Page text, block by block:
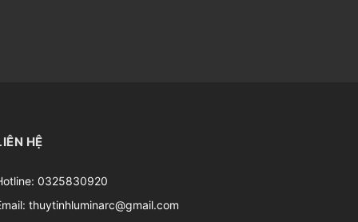
HỆ
0325830920
thuytinhluminarc@gmail.com